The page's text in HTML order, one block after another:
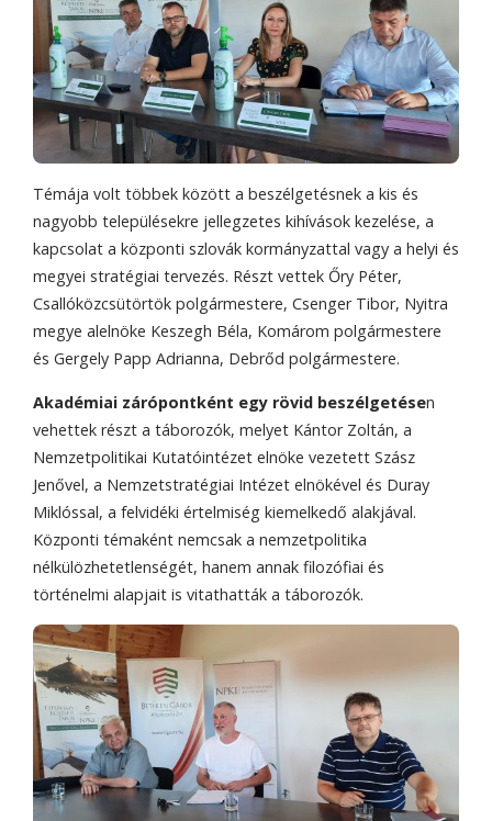
Témája volt többek között a beszélgetésnek a kis és
nagyobb településekre jellegzetes kihívások kezelése, a
kapcsolat a központi szlovák kormányzattal vagy a helyi és
megyei stratégiai tervezés. Részt vettek Őry Péter,
Csallóközcsütörtök polgármestere, Csenger Tibor, Nyitra
megye alelnöke Keszegh Béla, Komárom polgármestere
és Gergely Papp Adrianna, Debrőd polgármestere.
Akadémiai zárópontként egy rövid beszélgetésen
vehettek részt a táborozók, melyet Kántor Zoltán, a
Nemzetpolitikai Kutatóintézet elnöke vezetett Szász
Jenővel, a Nemzetstratégiai Intézet elnökével és Duray
Miklóssal, a felvidéki értelmiség kiemelkedő alakjával.
Központi témaként nemcsak a nemzetpolitika
nélkülözhetetlenségét, hanem annak filozófiai és
történelmi alapjait is vitathatták a táborozók.